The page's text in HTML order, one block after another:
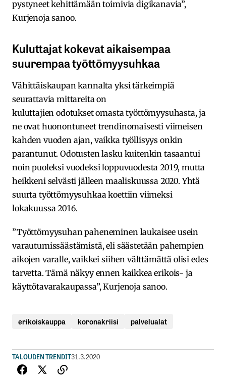
pystyneet kehittämään toimivia digikanavia”,
Kurjenoja sanoo.
Kuluttajat kokevat aikaisempaa
suurempaa työttömyysuhkaa
Vähittäiskaupan kannalta yksi tärkeimpiä
seurattavia mittareita on
kuluttajien odotukset omasta työttömyysuhasta, ja
ne ovat huonontuneet trendinomaisesti viimeisen
kahden vuoden ajan, vaikka työllisyys onkin
parantunut. Odotusten lasku kuitenkin tasaantui
noin puoleksi vuodeksi loppuvuodesta 2019, mutta
heikkeni selvästi jälleen maaliskuussa 2020. Yhtä
suurta työttömyysuhkaa koettiin viimeksi
lokakuussa 2016.
”Työttömyysuhan paheneminen laukaisee usein
varautumissäästämistä, eli säästetään pahempien
aikojen varalle, vaikkei siihen välttämättä olisi edes
tarvetta. Tämä näkyy ennen kaikkea erikois- ja
käyttötavarakaupassa”, Kurjenoja sanoo.
erikoiskauppa koronakriisi palvelualat
TALOUDEN TRENDIT31.3.2020